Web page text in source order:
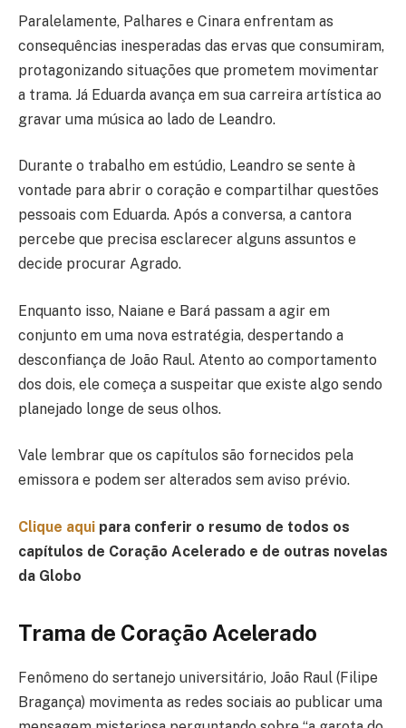
Paralelamente, Palhares e Cinara enfrentam as
consequências inesperadas das ervas que consumiram,
protagonizando situações que prometem movimentar
a trama. Já Eduarda avança em sua carreira artística ao
gravar uma música ao lado de Leandro.
Durante o trabalho em estúdio, Leandro se sente à
vontade para abrir o coração e compartilhar questões
pessoais com Eduarda. Após a conversa, a cantora
percebe que precisa esclarecer alguns assuntos e
decide procurar Agrado.
Enquanto isso, Naiane e Bará passam a agir em
conjunto em uma nova estratégia, despertando a
desconfiança de João Raul. Atento ao comportamento
dos dois, ele começa a suspeitar que existe algo sendo
planejado longe de seus olhos.
Vale lembrar que os capítulos são fornecidos pela
emissora e podem ser alterados sem aviso prévio.
Clique aqui para conferir o resumo de todos os
capítulos de Coração Acelerado e de outras novelas
da Globo
Trama de Coração Acelerado
Fenômeno do sertanejo universitário, João Raul (Filipe
Bragança) movimenta as redes sociais ao publicar uma